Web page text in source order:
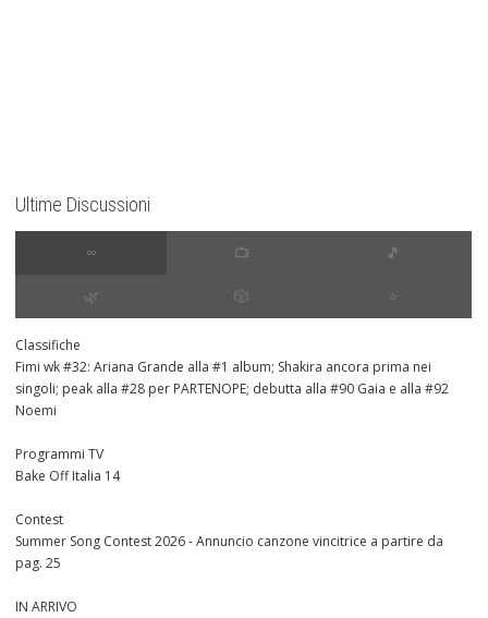
Ultime Discussioni
∞ 📺 🎵
🌿 🎲 ⭐️
Classifiche
Fimi wk #32: Ariana Grande alla #1 album; Shakira ancora prima nei
singoli; peak alla #28 per PARTENOPE; debutta alla #90 Gaia e alla #92
Noemi
Programmi TV
Bake Off Italia 14
Contest
Summer Song Contest 2026 - Annuncio canzone vincitrice a partire da
pag. 25
IN ARRIVO